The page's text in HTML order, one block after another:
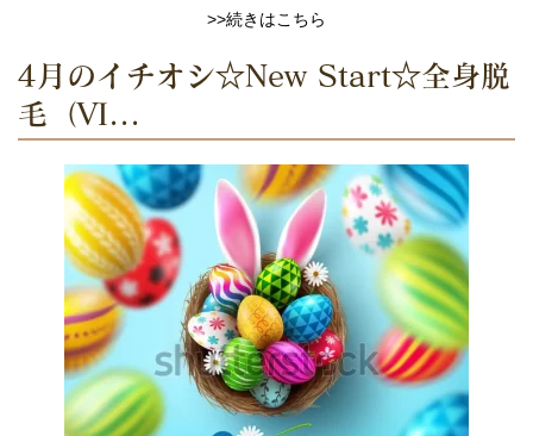
>>続きはこちら
4月のイチオシ☆New Start☆全身脱
毛（VI...